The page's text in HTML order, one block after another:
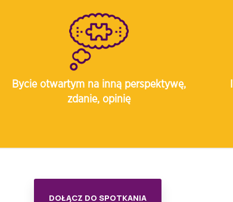
Bycie otwartym na inną perspektywę,
zdanie, opinię
DOŁĄCZ DO SPOTKANIA